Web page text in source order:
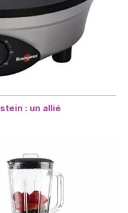
: un allié